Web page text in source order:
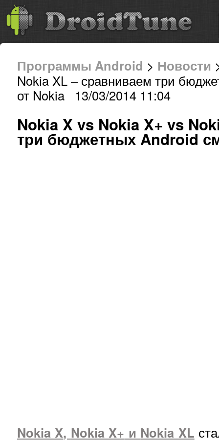
Программы Android > Новости
Nokia XL – сравниваем три
от Nokia 13/03/2014 11:04
Nokia X vs Nokia X+ vs
три бюджетных Android
Nokia X, Nokia X+ и Nokia XL